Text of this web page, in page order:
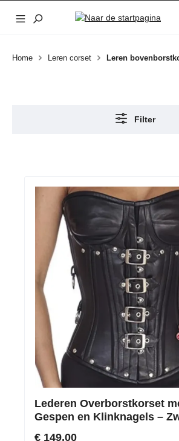
Ga naar de hoofdinhoud
Home Leren corset Leren
Filter
Lederen Overborstkorset
Gespen en Klinknagels –
€ 149,00